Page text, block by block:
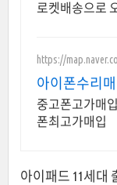
로켓배송으로
가 즐길 패드.
https://
아이폰수리
중고폰고가매
폰최고가매입
아이패드 11세대